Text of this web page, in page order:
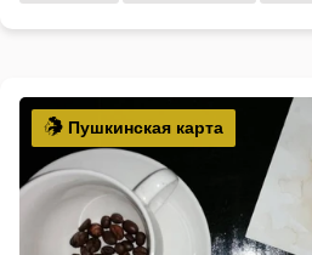
Пушкинская карта